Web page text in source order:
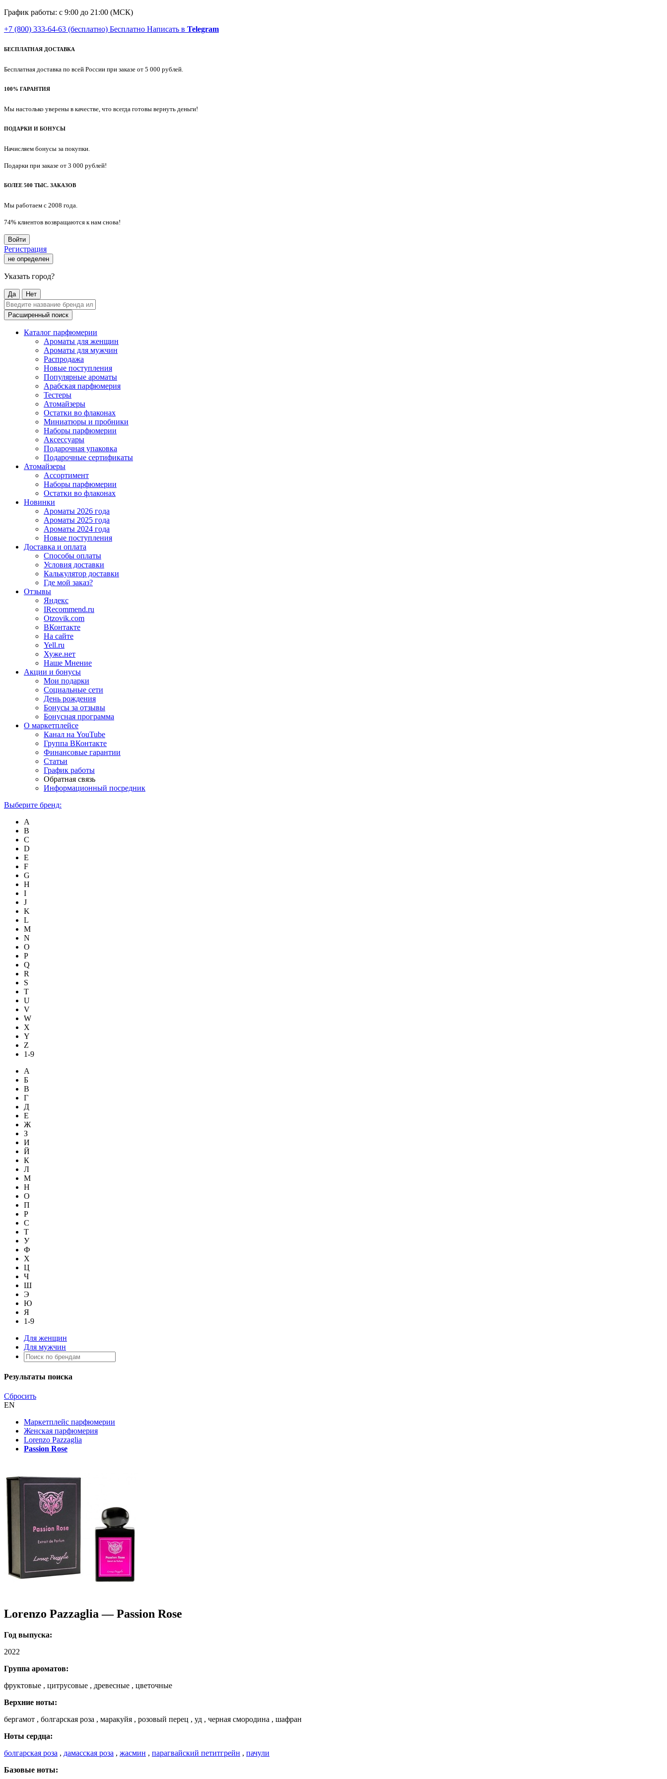
График работы: с 9:00 до 21:00 (МСК)
+7 (800) 333-64-63 (бесплатно) Бесплатно Написать в Telegram
БЕСПЛАТНАЯ ДОСТАВКА
Бесплатная доставка по всей России при заказе от 5 000 рублей.
100% ГАРАНТИЯ
Мы настолько уверены в качестве, что всегда готовы вернуть деньги!
ПОДАРКИ И БОНУСЫ
Начисляем бонусы за покупки.
Подарки при заказе от 3 000 рублей!
БОЛЕЕ 500 ТЫС. ЗАКАЗОВ
Мы работаем с 2008 года.
74% клиентов возвращаются к нам снова!
Войти
Регистрация
не определен
Указать город?
Да Нет
Расширенный поиск
Каталог парфюмерии
Ароматы для женщин
Ароматы для мужчин
Распродажа
Новые поступления
Популярные ароматы
Арабская парфюмерия
Тестеры
Атомайзеры
Остатки во флаконах
Миниатюры и пробники
Наборы парфюмерии
Аксессуары
Подарочная упаковка
Подарочные сертификаты
Атомайзеры
Ассортимент
Наборы парфюмерии
Остатки во флаконах
Новинки
Ароматы 2026 года
Ароматы 2025 года
Ароматы 2024 года
Новые поступления
Доставка и оплата
Способы оплаты
Условия доставки
Калькулятор доставки
Где мой заказ?
Отзывы
Яндекс
IRecommend.ru
Otzovik.com
ВКонтакте
На сайте
Yell.ru
Хуже.нет
Наше Мнение
Акции и бонусы
Мои подарки
Социальные сети
День рождения
Бонусы за отзывы
Бонусная программа
О маркетплейсе
Канал на YouTube
Группа ВКонтакте
Финансовые гарантии
Статьи
График работы
Обратная связь
Информационный посредник
Выберите бренд:
A
B
C
D
E
F
G
H
I
J
K
L
M
N
O
P
Q
R
S
T
U
V
W
X
Y
Z
1-9
А
Б
В
Г
Д
Е
Ж
З
И
Й
К
Л
М
Н
О
П
Р
С
Т
У
Ф
Х
Ц
Ч
Ш
Э
Ю
Я
1-9
Для женщин
Для мужчин
Результаты поиска
Сбросить
EN
Маркетплейс парфюмерии
Женская парфюмерия
Lorenzo Pazzaglia
Passion Rose
Lorenzo Pazzaglia — Passion Rose
Год выпуска:
2022
Группа ароматов:
фруктовые , цитрусовые , древесные , цветочные
Верхние ноты:
бергамот , болгарская роза , маракуйя , розовый перец , уд , черная смородина , шафран
Ноты сердца:
болгарская роза , дамасская роза , жасмин , парагвайский петитгрейн , пачули
Базовые ноты: